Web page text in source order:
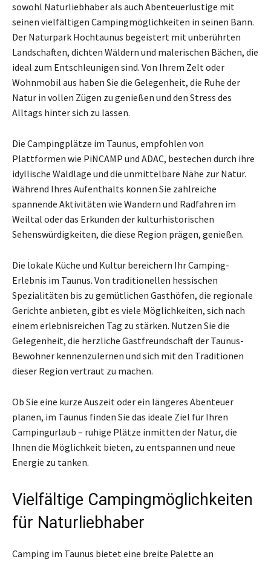
sowohl Naturliebhaber als auch Abenteuerlustige mit
seinen vielfältigen Campingmöglichkeiten in seinen Bann.
Der Naturpark Hochtaunus begeistert mit unberührten
Landschaften, dichten Wäldern und malerischen Bächen, die
ideal zum Entschleunigen sind. Von Ihrem Zelt oder
Wohnmobil aus haben Sie die Gelegenheit, die Ruhe der
Natur in vollen Zügen zu genießen und den Stress des
Alltags hinter sich zu lassen.
Die Campingplätze im Taunus, empfohlen von
Plattformen wie PiNCAMP und ADAC, bestechen durch ihre
idyllische Waldlage und die unmittelbare Nähe zur Natur.
Während Ihres Aufenthalts können Sie zahlreiche
spannende Aktivitäten wie Wandern und Radfahren im
Weiltal oder das Erkunden der kulturhistorischen
Sehenswürdigkeiten, die diese Region prägen, genießen.
Die lokale Küche und Kultur bereichern Ihr Camping-
Erlebnis im Taunus. Von traditionellen hessischen
Spezialitäten bis zu gemütlichen Gasthöfen, die regionale
Gerichte anbieten, gibt es viele Möglichkeiten, sich nach
einem erlebnisreichen Tag zu stärken. Nutzen Sie die
Gelegenheit, die herzliche Gastfreundschaft der Taunus-
Bewohner kennenzulernen und sich mit den Traditionen
dieser Region vertraut zu machen.
Ob Sie eine kurze Auszeit oder ein längeres Abenteuer
planen, im Taunus finden Sie das ideale Ziel für Ihren
Campingurlaub – ruhige Plätze inmitten der Natur, die
Ihnen die Möglichkeit bieten, zu entspannen und neue
Energie zu tanken.
Vielfältige Campingmöglichkeiten
für Naturliebhaber
Camping im Taunus bietet eine breite Palette an